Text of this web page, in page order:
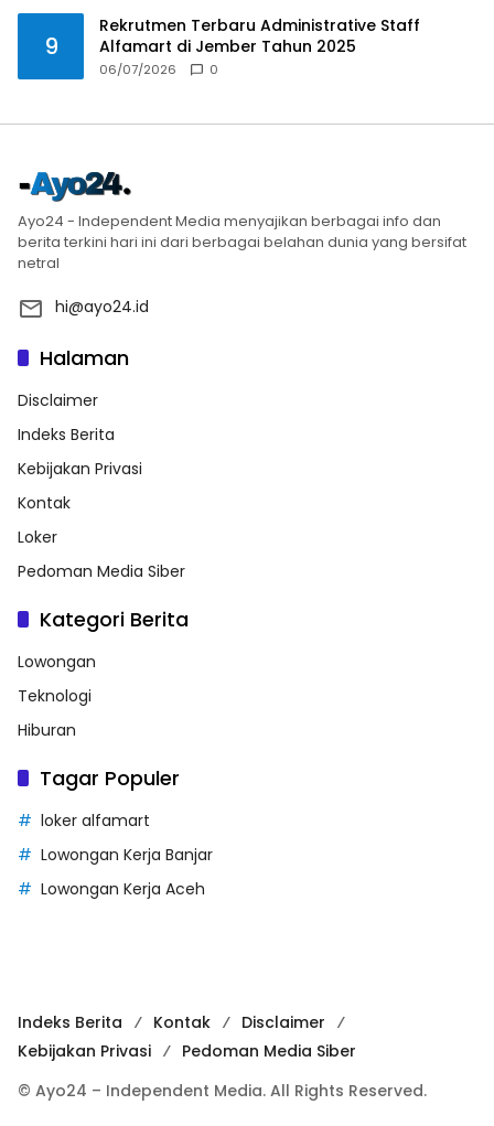
9
Rekrutmen Terbaru Administrative Staff
Alfamart di Jember Tahun 2025
06/07/2026 0
Ayo24 - Independent Media menyajikan berbagai info dan
berita terkini hari ini dari berbagai belahan dunia yang bersifat
netral
hi@ayo24.id
Halaman
Disclaimer
Indeks Berita
Kebijakan Privasi
Kontak
Loker
Pedoman Media Siber
Kategori Berita
Lowongan
Teknologi
Hiburan
Tagar Populer
loker alfamart
Lowongan Kerja Banjar
Lowongan Kerja Aceh
Indeks Berita Kontak
Disclaimer
Kebijakan Privasi
Pedoman Media Siber
© Ayo24 – Independent Media. All Rights Reserved.